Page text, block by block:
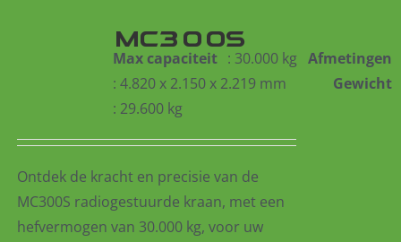
MC300S
Max capaciteit : 30.000 kg Afmetingen
: 4.820 x 2.150 x 2.219 mm
Gewicht
: 29.600 kg
Ontdek de kracht en precisie van de
MC300S radiogestuurde kraan, met een
hefvermogen van 30.000 kg, voor uw